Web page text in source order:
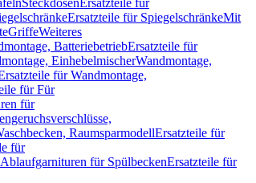
SteckdosenErsatzteile für
Ersatzteile für SpiegelschränkeMit
GriffeWeiteres
BatteriebetriebErsatzteile für
EinhebelmischerWandmontage,
für Wandmontage,
für Für
für
RaumsparmodellErsatzteile für
für
Ablaufgarnituren für SpülbeckenErsatzteile für